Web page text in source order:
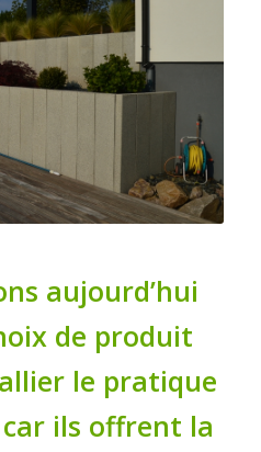
aujourd’hui
de produit
le pratique
ils offrent la